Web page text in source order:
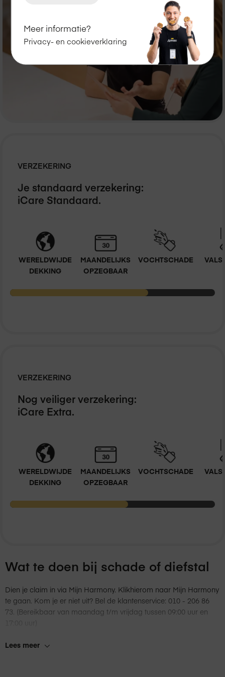
VERZEKERING
Je standaard verzekering:
iCare Standaard.
WERELDWIJDE
DEKKING
MAANDELIJKS
OPZEGBAAR
VOCHTSCHADE
VERZEKERING
Nog veiliger verzekering:
iCare Extra.
WERELDWIJDE
DEKKING
MAANDELIJKS
OPZEGBAAR
VOCHTSCHADE
Wat te doen bij schade of diefstal
Dien je claim in via Mijn Harmony. Klikhierom naar Mijn Harmony
te gaan. Kom je er niet uit? Bel de klantenservice: 010 - 206 86
73. (Bereikbaar van maandag t/m vrijdag tussen 09:00 uur en
volgen voor zowel bij schade als diefstal.
Lees meer
Meer informatie?
Privacy- en cookieverklaring